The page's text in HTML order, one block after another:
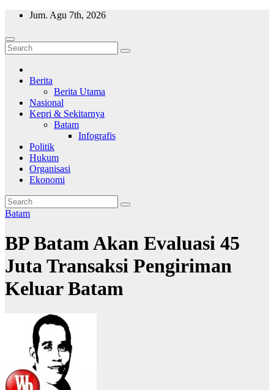
Skip
content
Jum. Agu 7th, 2026
Wajah Batam
CCTV nya kota Batam
Berita
Berita Utama
Nasional
Kepri & Sekitarnya
Batam
Infografis
Politik
Hukum
Organisasi
Ekonomi
Batam
BP Batam Akan Evaluasi 45
Juta Transaksi Pengiriman
Keluar Batam